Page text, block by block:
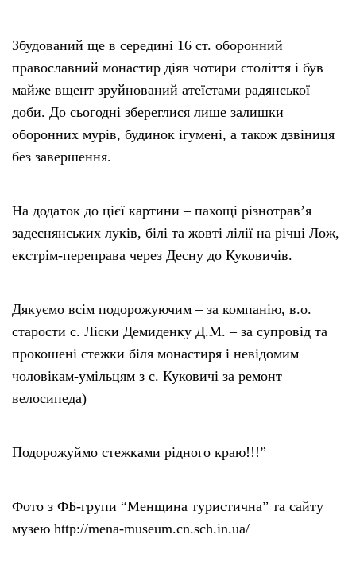
Збудований ще в середині 16 ст. оборонний
православний монастир діяв чотири століття і був
майже вщент зруйнований атеїстами радянської
доби. До сьогодні збереглися лише залишки
оборонних мурів, будинок ігумені, а також дзвіниця
без завершення.
На додаток до цієї картини – пахощі різнотрав’я
задеснянських луків, білі та жовті лілії на річці Лож,
екстрім-переправа через Десну до Куковичів.
Дякуємо всім подорожуючим – за компанію, в.о.
старости с. Ліски Демиденку Д.М. – за супровід та
прокошені стежки біля монастиря і невідомим
чоловікам-умільцям з с. Куковичі за ремонт
велосипеда)
Подорожуймо стежками рідного краю!!!”
Фото з ФБ-групи “Менщина туристична” та сайту
музею http://mena-museum.cn.sch.in.ua/